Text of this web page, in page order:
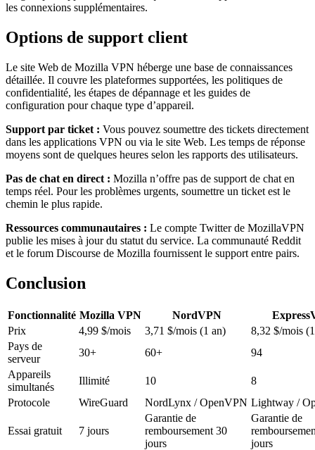
les connexions supplémentaires.
Options de support client
Le site Web de Mozilla VPN héberge une base de connaissances
détaillée. Il couvre les plateformes supportées, les politiques de
confidentialité, les étapes de dépannage et les guides de
configuration pour chaque type d’appareil.
Support par ticket : Vous pouvez soumettre des tickets directement
dans les applications VPN ou via le site Web. Les temps de réponse
moyens sont de quelques heures selon les rapports des utilisateurs.
Pas de chat en direct : Mozilla n’offre pas de support de chat en
temps réel. Pour les problèmes urgents, soumettre un ticket est le
chemin le plus rapide.
Ressources communautaires : Le compte Twitter de MozillaVPN
publie les mises à jour du statut du service. La communauté Reddit
et le forum Discourse de Mozilla fournissent le support entre pairs.
Conclusion
Fonctionnalité Mozilla VPN NordVPN
Prix
4,99 $/mois 3,71 $/mois (1 an)
8,32 $/mois
Pays de
serveur
30+ 60+
94
Appareils
simultanés
Illimité 10
8
Protocole
WireGuard NordLynx / OpenVPN Lightway /
Essai gratuit 7 jours
Garantie de
remboursement 30
jours
Garantie de
jours